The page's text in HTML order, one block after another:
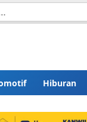
Hiburan